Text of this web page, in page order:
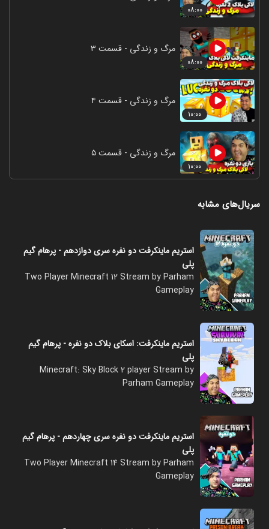
۰۸:۰۰
۰۸:۰۰
مرگ و زندگی - قسمت ۳
۱۰:۰۰
مرگ و زندگی - قسمت ۴
۱۰:۰۰
مرگ و زندگی - قسمت ۵
سریال‌های مشابه
استریم ماینکرفت دو نفره سری دوازدهم - پرهام گیم
پلی
Two Player Minecraft 12 Stream by Parham
Gameplay
استریم ماینکرفت: اسکای بلاک دو نفره - پرهام گیم
پلی
Minecraft: Sky Block 2 player Stream by
Parham Gameplay
استریم ماینکرفت دو نفره سری چهاردهم - پرهام گیم
پلی
Two Player Minecraft 14 Stream by Parham
Gameplay